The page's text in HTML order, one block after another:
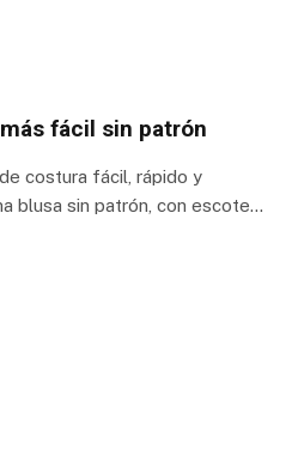
fácil sin patrón
costura fácil, rápido y
blusa sin patrón, con escote…